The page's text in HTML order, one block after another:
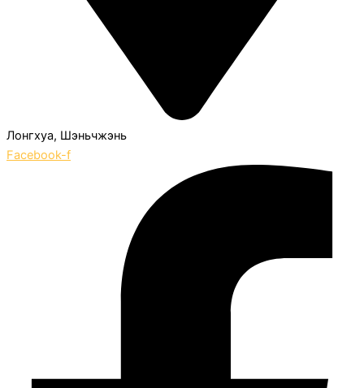
Лонгхуа, Шэньчжэнь
Facebook-f